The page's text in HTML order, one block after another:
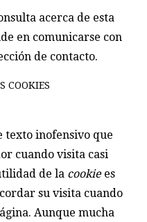
acerca de esta
en comunicarse con
de contacto.
COOKIES
texto inofensivo que
cuando visita casi
de la cookiees
su visita cuando
Aunque mucha